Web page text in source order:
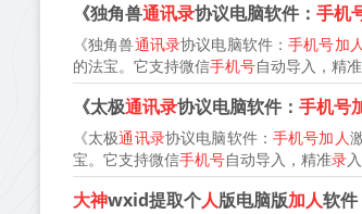
《独角兽通讯录协议电脑软件： 手机
《独角兽通讯录协议电脑软件：手机号加人
的法宝。它支持微信手机号自动导入，精准
《太极通讯录协议电脑软件： 手机号
《太极通讯录协议电脑软件： 手机号加人
宝。它支持微信手机号自动导入，精准录
大神wxid提取个人版电脑版加人软件